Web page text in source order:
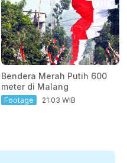
Bendera Merah Putih 600
meter di Malang
Footage 21:03 WIB